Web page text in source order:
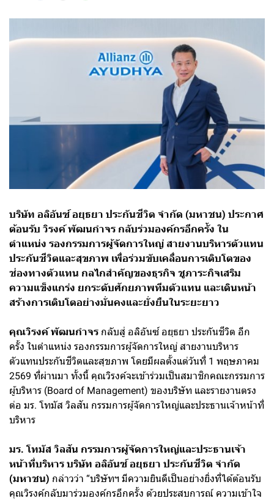
บริษัท อลิอันซ์ อยุธยา ประกันชีวิต จำกัด (มหาชน) ประกาศ
ต้อนรับ วิรงค์ พัฒนกำจร กลับร่วมองค์กรอีกครั้ง ใน
ตำแหน่ง รองกรรมการผู้จัดการใหญ่ สายงานบริหารตัวแทน
ประกันชีวิตและสุขภาพ เพื่อร่วมขับเคลื่อนการเติบโตของ
ช่องทางตัวแทน กลไกสำคัญของธุรกิจ ชูภาระกิจเสริม
ความแข็งแกร่ง ยกระดับศักยภาพทีมตัวแทน และเดินหน้า
สร้างการเติบโตอย่างมั่นคงและยั่งยืนในระยะยาว
คุณวิรงค์ พัฒนกำจร กลับสู่ อลิอันซ์ อยุธยา ประกันชีวิต อีก
ครั้ง ในตำแหน่ง รองกรรมการผู้จัดการใหญ่ สายงานบริหาร
ตัวแทนประกันชีวิตและสุขภาพ โดยมีผลตั้งแต่วันที่ 1 พฤษภาคม
2569 ที่ผ่านมา ทั้งนี้ คุณวิรงค์จะเข้าร่วมเป็นสมาชิกคณะกรรมการ
ผู้บริหาร (Board of Management) ของบริษัท และรายงานตรง
ต่อ มร. โทมัส วิลสัน กรรมการผู้จัดการใหญ่และประธานเจ้าหน้าที่
บริหาร
มร. โทมัส วิลสัน กรรมการผู้จัดการใหญ่และประธานเจ้า
หน้าที่บริหาร บริษัท อลิอันซ์ อยุธยา ประกันชีวิต จำกัด
(มหาชน) กล่าวว่า “บริษัทฯ มีความยินดีเป็นอย่างยิ่งที่ได้ต้อนรับ
คุณวิรงค์กลับมาร่วมองค์กรอีกครั้ง ด้วยประสบการณ์ ความเข้าใจ